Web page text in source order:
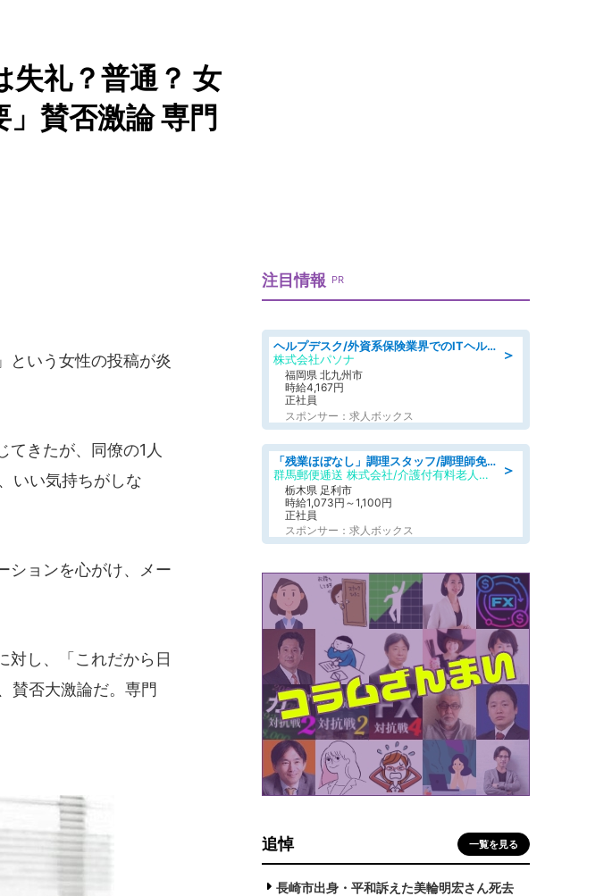
失礼？普通？ 女
賛否激論 専門
という女性の投稿が炎
きたが、同僚の1人
いい気持ちがしな
ションを心がけ、メー
対し、「これだから日
賛否大激論だ。専門
注目情報 PR
＞
ヘルプデスク/外資系保険業界でのITヘルプデスク業務/駅近/即日勤務可/ヘルプデスク
株式会社パソナ
福岡県 北九州市
時給4,167円
正社員
スポンサー：求人ボックス
＞
「残業ほぼなし」調理スタッフ/調理師免許必須/正職員/日勤のみ/介護付き有料老人ホーム/社会保障完備
群馬郵便逓送 株式会社/介護付有料老人ホーム ふる里
栃木県 足利市
時給1,073円～1,100円
正社員
スポンサー：求人ボックス
追悼 一覧を見る
長崎市出身・平和訴えた美輪明宏さん死去